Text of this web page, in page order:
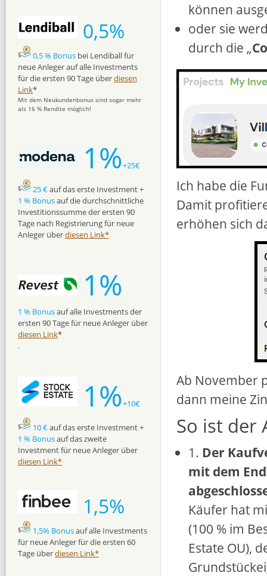
können
oder sie
durch die „
Ich habe die
Damit
erhöhen sich
Ab November
dann meine
So ist der
1. Der
mit dem
Käufer hat
(100 % im
Estate OU),
0,5%
0,5 % Bonus bei Lendiball für
neue Anleger auf alle Investments
für die ersten 90 Tage überdiesen
Link*
Mit dem Neukundenbonus sind sogar mehr
als 16 % Rendite möglich!
1%+25€
25 €auf das erste Investment +
1 % Bonusauf die durchschnittliche
Investitionssumme der ersten 90
Tage nach Registrierung für neue
Anleger überdiesen Link*
1%
1 % Bonusauf alle Investments der
ersten 90 Tage für neue Anleger über
diesen Link*
.
1%+10€
10 €auf das erste Investment +
1 % Bonusauf das zweite
Investment für neue Anleger über
diesen Link*
1,5%
1,5% Bonusauf alle Investments
für neue Anleger für die ersten 60
Tage überdiesen Link*